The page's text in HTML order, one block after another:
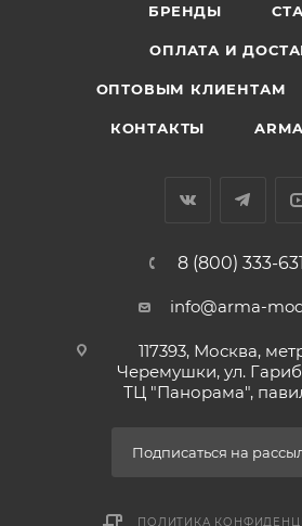
БРЕНДЫ
ОПЛАТА И
ОПТОВЫМ КЛИЕНТАМ
КОНТАКТЫ
8 (800) 333-
info@arma-
117393, Москва,
Черемушки, ул.
ТЦ "Панорама",
Подписаться на
ПОЛИТИКА